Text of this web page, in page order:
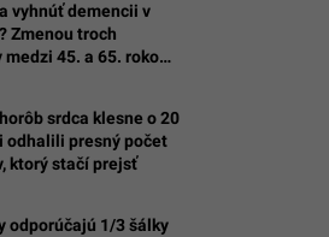
vyhnúť demencii v
Zmenou troch
medzi 45. a 65. rokom
srdca klesne o 20
odhalili presný počet
ktorý stačí prejsť
odporúčajú 1/3 šálky